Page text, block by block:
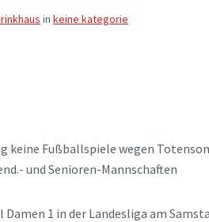
in keine kategorie
keine Fußballspiele wegen
und Senioren-Mannschaften
1 in der Landesliga am